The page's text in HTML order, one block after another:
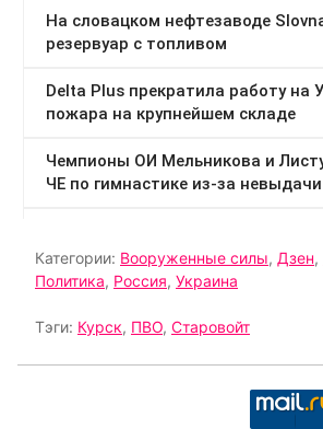
Категории: Вооруженные силы, Дзен,
Политика, Россия, Украина
Тэги: Курск, ПВО, Старовойт